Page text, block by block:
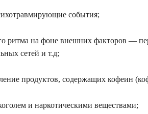
события;
ритма на фоне внешних факторов —
сетей и т.д;
продуктов, содержащих кофеин
и наркотическими веществами;